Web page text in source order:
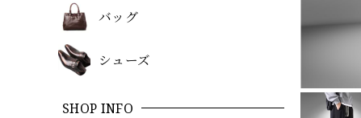
バッグ
シューズ
SHOP INFO